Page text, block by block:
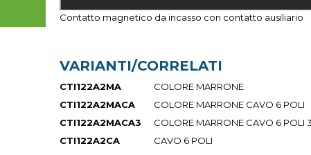
Contatto magnetico da incasso con contatto ausiliario
VARIANTI/CORRELATI
CTI122A2MA
COLORE MARRONE
CTI122A2MACA
COLORE MARRONE CAVO 6 POLI
CTI122A2MACA3
COLORE MARRONE CAVO 6 POLI
CTI122A2CA
CAVO 6 POLI